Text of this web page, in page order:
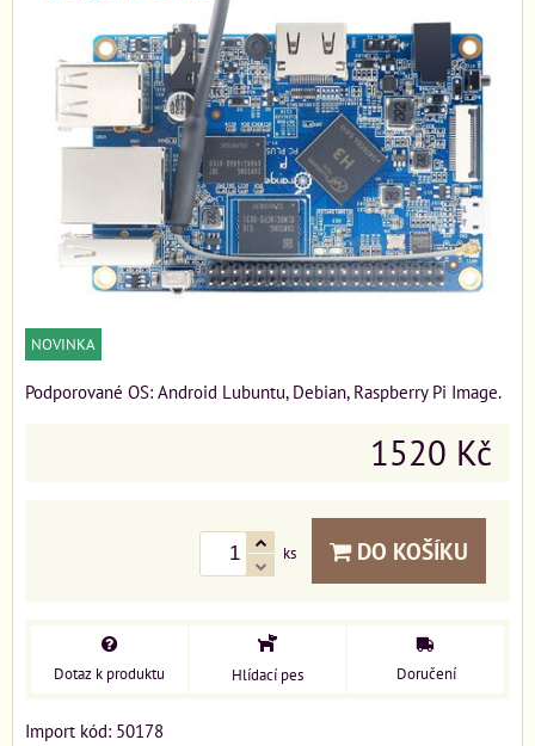
NOVINKA
Podporované OS: Android Lubuntu, Debian, Raspberry Pi Image.
1520 Kč
ks DO KOŠÍKU
Dotaz k produktu Hlídací pes Doručení
Import kód: 50178